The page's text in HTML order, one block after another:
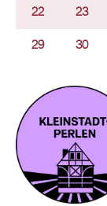
22 23
29 30